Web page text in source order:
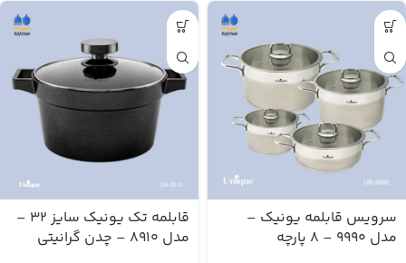
سرویس قابلمه یونیک –
مدل 9990 – 8 پارچه
قابلمه تک یونیک سایز 32 –
مدل 8910 – چدن گرانیتی